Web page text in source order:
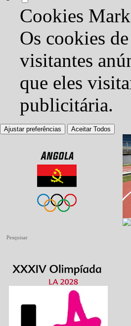
Cookies
Os cookies
visitantes
que eles
publicitária.
Ajustar preferências Aceitar Todos